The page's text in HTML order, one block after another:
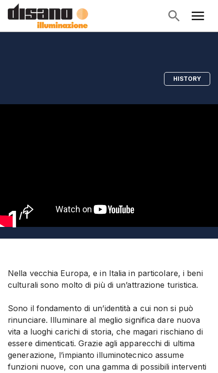
HISTORY
1 / 1
Nella vecchia Europa, e in Italia in particolare, i beni
culturali sono molto di più di un’attrazione turistica.
Sono il fondamento di un’identità a cui non si può
rinunciare. Illuminare al meglio significa dare nuova
vita a luoghi carichi di storia, che magari rischiano di
essere dimenticati. Grazie agli apparecchi di ultima
generazione, l’impianto illuminotecnico assume
funzioni nuove, con una gamma di possibili interventi